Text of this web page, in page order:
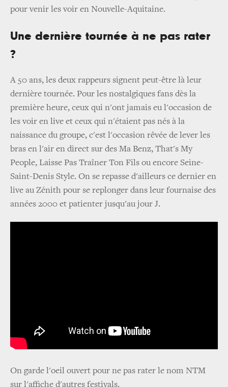
pour venir les voir en Nouvelle-Aquitaine.
Une dernière tournée à ne pas rater
?
A 50 ans, les deux rappeurs signent peut-être là leur
dernière tournée. Pour les nostalgiques fans dès la
première heure, ceux qui n'ont jamais eu l'occasion de
les voir en live et ceux qui n'étaient pas nés à la
naissance du groupe, c'est l'occasion rêvée de lever les
bras en l'air en direct sur des Ma Benz, That's My
People, Laisse Pas Traîner Ton Fils ou encore Seine-
Saint-Denis Style. On se repasse d'ailleurs ce dernier en
live au Zénith pour se replonger dans leur fournaise des
années 2000 et patienter jusqu'au jour J.
On garde l'oeil ouvert pour ne pas rater le nom NTM
sur l'affiche d'autres festivals.